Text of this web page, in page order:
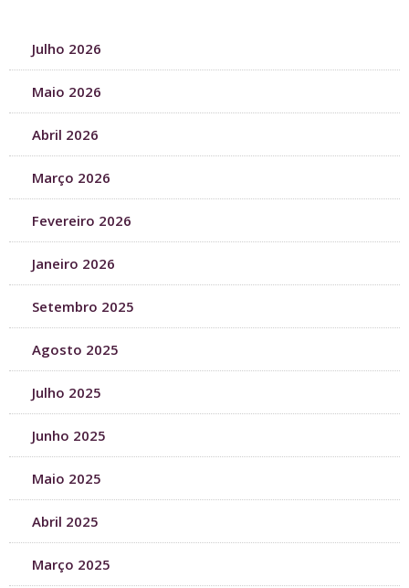
Julho 2026
Maio 2026
Abril 2026
Março 2026
Fevereiro 2026
Janeiro 2026
Setembro 2025
Agosto 2025
Julho 2025
Junho 2025
Maio 2025
Abril 2025
Março 2025